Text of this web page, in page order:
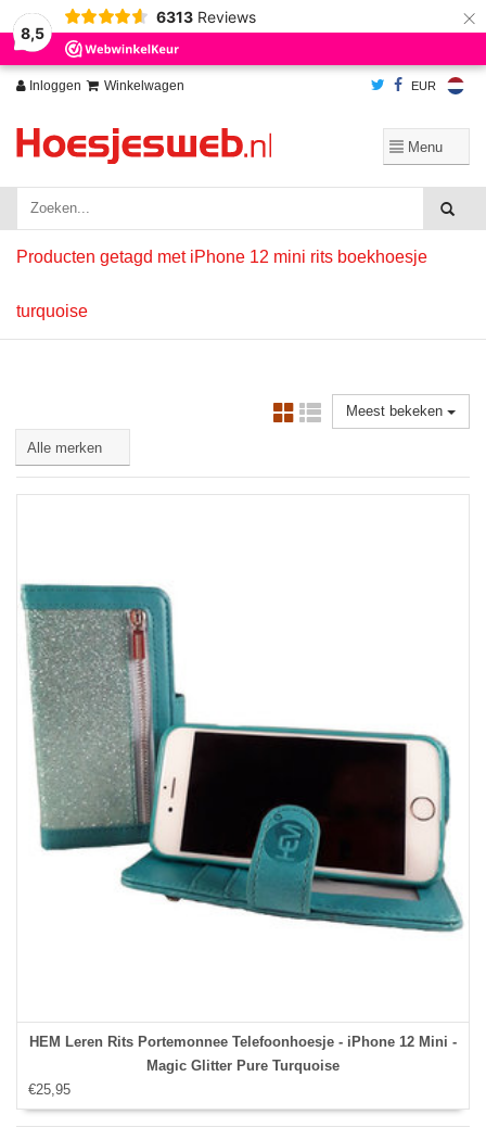
8,5
6313 Reviews ×
Inloggen Winkelwagen EUR
Producten getagd met iPhone 12 mini rits boekhoesje
turquoise
Meest bekeken
HEM Leren Rits Portemonnee Telefoonhoesje - iPhone 12 Mini -
Magic Glitter Pure Turquoise
€25,95
Wij slaan cookies op om onze website te verbeteren. Is dat akkoord?
Ja
Nee